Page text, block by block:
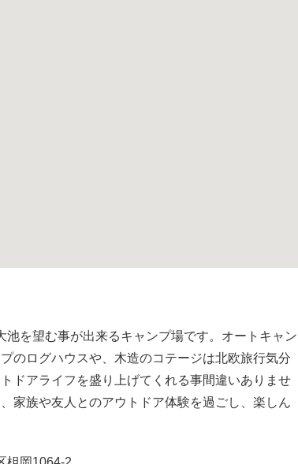
を望む事が出来るキャンプ場です。オートキャン
のログハウスや、木造のコテージは北欧旅行気分
ドアライフを盛り上げてくれる事間違いありませ
家族や友人とのアウトドア体験を過ごし、楽しん